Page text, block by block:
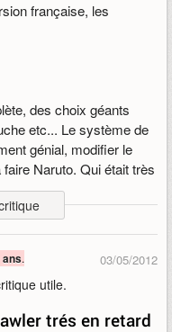
Esquive, parade, dash,
mobile, tout y est.
avec un système de
du PvP classé avec
une zone seul ou en
rentrent sur votre
vous donne +25 %
sûr des récompenses
et eux en gagnent à
apprendre, système
française, les
des choix géants
etc... Le système de
génial, modifier le
Naruto. Qui était très
complet, avec des
très bien à la
faites qui se combinent
03/05/2012
ans.
utile.
trés en retard